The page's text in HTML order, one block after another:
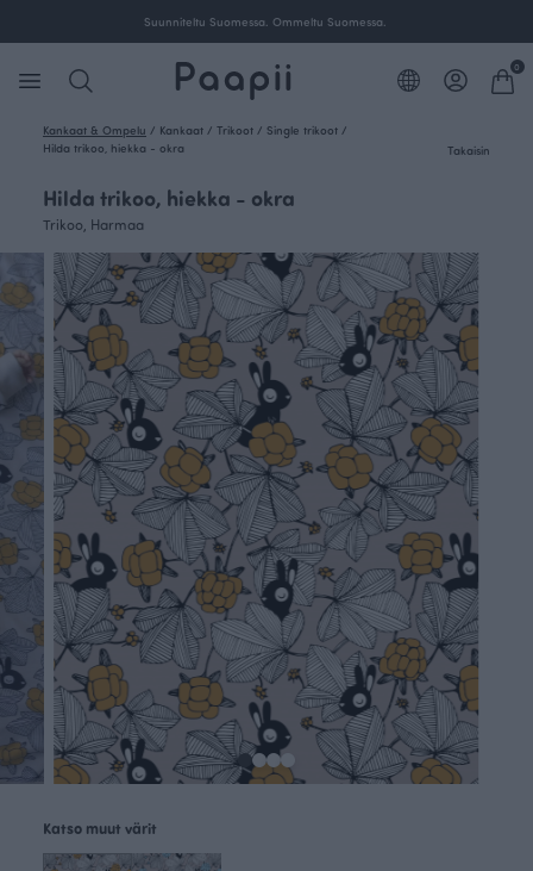
Suunniteltu Suomessa. Ommeltu Suomessa.
0
Kankaat & Ompelu / Kankaat / Trikoot / Single trikoot /
Hilda trikoo, hiekka - okra
Takaisin
Hilda trikoo, hiekka - okra
Trikoo, Harmaa
Katso muut värit